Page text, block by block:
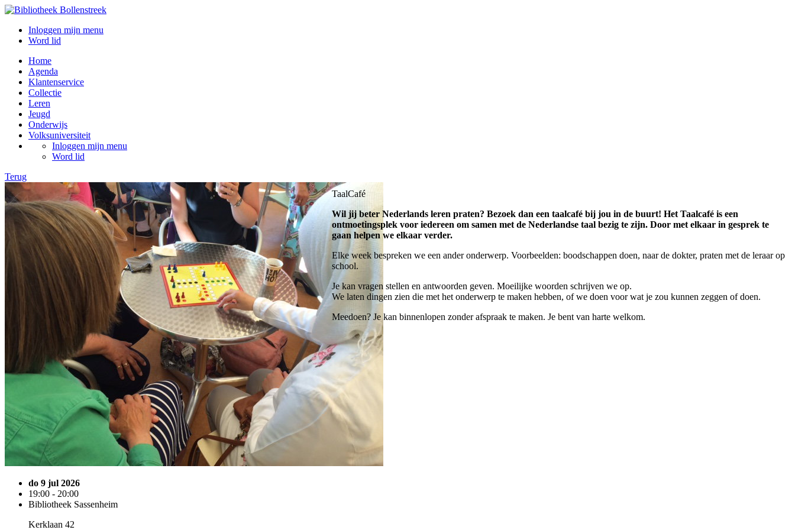
Inloggen mijn menu
Word lid
Home
Agenda
Klantenservice
Collectie
Leren
Jeugd
Onderwijs
Volksuniversiteit
Inloggen mijn menu
Word lid
Terug
do 9 jul 2026
19:00 - 20:00
Bibliotheek Sassenheim
Kerklaan 42
TaalCafé
Wil jij beter Nederlands leren praten? Bezoek dan een taalcafé bij jou in de buurt! Het Taalcafé is een
ontmoetingsplek voor iedereen om samen met de Nederlandse taal bezig te zijn. Door met elkaar in gesprek te
gaan helpen we elkaar verder.
Elke week bespreken we een ander onderwerp. Voorbeelden: boodschappen doen, naar de dokter, praten met de leraar op
school.
Je kan vragen stellen en antwoorden geven. Moeilijke woorden schrijven we op.
We laten dingen zien die met het onderwerp te maken hebben, of we doen voor wat je zou kunnen zeggen of doen.
Meedoen? Je kan binnenlopen zonder afspraak te maken. Je bent van harte welkom.